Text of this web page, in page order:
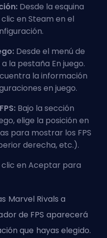
Desde la esquina
en Steam en el
Desde el menú de
la pestaña En juego.
la información
en juego.
Bajo la sección
elige la posición en
para mostrar los FPS
derecha, etc.).
clic en Aceptar para
Marvel Rivals a
de FPS aparecerá
que hayas elegido.